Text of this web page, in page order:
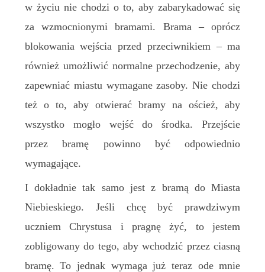
w życiu nie chodzi o to, aby zabarykadować się
za wzmocnionymi bramami. Brama – oprócz
blokowania wejścia przed przeciwnikiem – ma
również umożliwić normalne przechodzenie, aby
zapewniać miastu wymagane zasoby. Nie chodzi
też o to, aby otwierać bramy na oścież, aby
wszystko mogło wejść do środka. Przejście
przez bramę powinno być odpowiednio
wymagające.
I dokładnie tak samo jest z bramą do Miasta
Niebieskiego. Jeśli chcę być prawdziwym
uczniem Chrystusa i pragnę żyć, to jestem
zobligowany do tego, aby wchodzić przez ciasną
bramę. To jednak wymaga już teraz ode mnie